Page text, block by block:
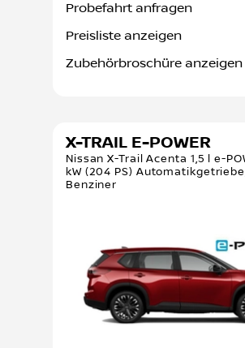
Probefahrt anfragen
Preisliste anzeigen
Zubehörbroschüre anzeigen
X-TRAIL E-POWER
Nissan X-Trail Acenta 1,5 l e-
kW (204 PS)
Benziner